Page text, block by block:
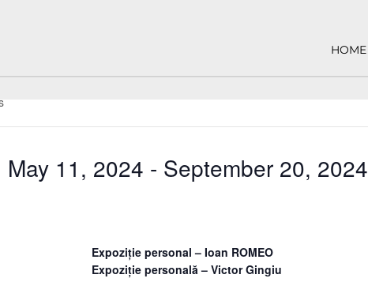
HOME
May 11, 2024 - September 20, 2024
Expoziție personal – Ioan ROMEO
Expoziție personală – Victor Gingiu